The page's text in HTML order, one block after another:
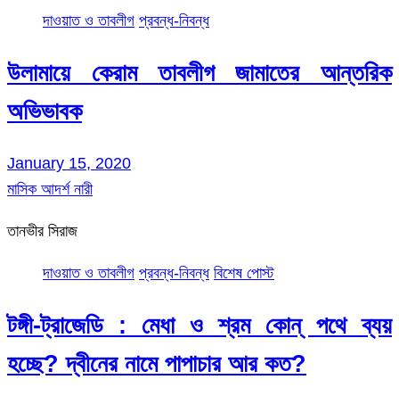
দাওয়াত ও তাবলীগ প্রবন্ধ-নিবন্ধ
উলামায়ে কেরাম তাবলীগ জামাতের আন্তরিক
অভিভাবক
January 15, 2020
মাসিক আদর্শ নারী
তানভীর সিরাজ
দাওয়াত ও তাবলীগ প্রবন্ধ-নিবন্ধ বিশেষ পোস্ট
টঙ্গী-ট্রাজেডি : মেধা ও শ্রম কোন্ পথে ব্যয়
হচ্ছে? দ্বীনের নামে পাপাচার আর কত?